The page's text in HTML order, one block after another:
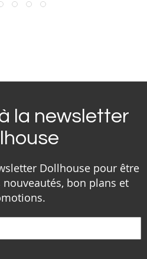
la newsletter
Dollhouse pour être
bon plans et